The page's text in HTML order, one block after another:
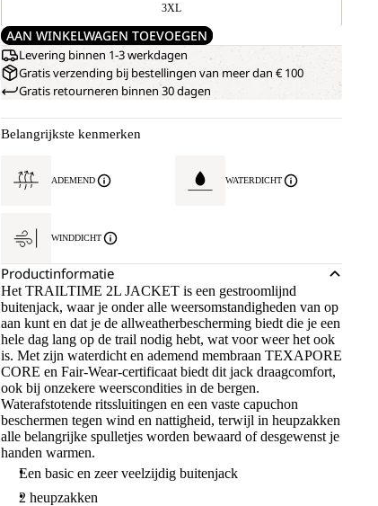
3XL
AAN WINKELWAGEN TOEVOEGEN
Levering binnen 1-3 werkdagen
Gratis verzending bij bestellingen van meer dan € 100
Gratis retourneren binnen 30 dagen
Belangrijkste kenmerken
ADEMEND WATERDICHT
WINDDICHT
Productinformatie
Het TRAILTIME 2L JACKET is een gestroomlijnd
buitenjack, waar je onder alle weersomstandigheden van op
aan kunt en dat je de allweatherbescherming biedt die je een
hele dag lang op de trail nodig hebt, wat voor weer het ook
is. Met zijn waterdicht en ademend membraan TEXAPORE
CORE en Fair-Wear-certificaat biedt dit jack draagcomfort,
ook bij onzekere weerscondities in de bergen.
Waterafstotende ritssluitingen en een vaste capuchon
beschermen tegen wind en nattigheid, terwijl in heupzakken
alle belangrijke spulletjes worden bewaard of desgewenst je
handen warmen.
Een basic en zeer veelzijdig buitenjack
2 heupzakken